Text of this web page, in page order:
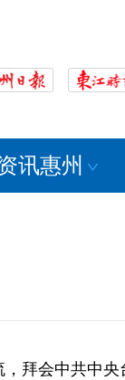
讯惠州
拜会中共中央